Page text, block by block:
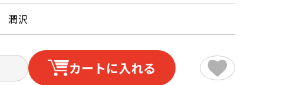
潤沢
カートに入れる